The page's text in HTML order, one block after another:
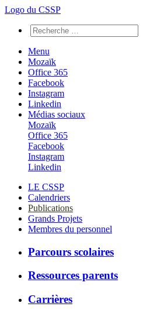
Logo du CSSP
Menu
Mozaïk
Office 365
Facebook
Instagram
Linkedin
Médias sociaux
Mozaïk
Office 365
Facebook
Instagram
Linkedin
LE CSSP
Calendriers
Publications
Grands Projets
Membres du personnel
Parcours scolaires
Ressources parents
Carrières